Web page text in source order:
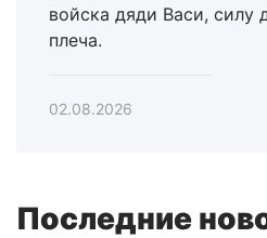
войска дяди Васи, силу
плеча.
02.08.2026
Последние